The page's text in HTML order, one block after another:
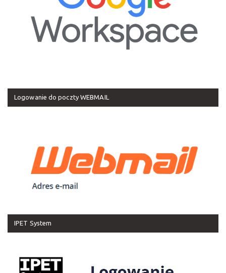
Logowanie do poczty WEBMAIL
IPET System